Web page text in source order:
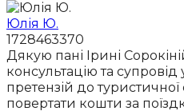
Юлія Ю.
1728463370
Дякую пані Ірині
консультацію та
претензій до
повертати кошти за